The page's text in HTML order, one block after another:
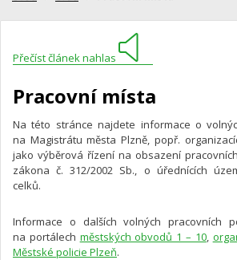
Přečíst článek nahlas
Pracovní místa
Na této stránce najdete informace o
na Magistrátu města Plzně, popř.
jako výběrová řízení na obsazení
zákona č. 312/2002 Sb., o úřednících
celků.
Informace o dalších volných pracovních
na portálech městských obvodů 1 – 10,
Městské policie Plzeň.